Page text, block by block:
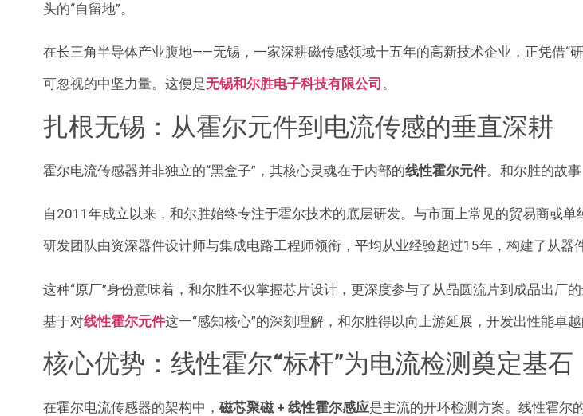
头的“自留地”。
在长三角半导体产业腹地——无锡，一家深耕磁传感领域十五年的高新技术企业，正凭借“
可忽视的中坚力量。这便是无锡和尔胜电子科技有限公司 。
扎根无锡：从霍尔元件到电流传感的垂直深耕
霍尔电流传感器并非独立的“黑盒子”，其核心灵魂在于内部的线性霍尔元件。和尔胜的故
自2011年成立以来，和尔胜始终专注于霍尔技术的底层研发。与市面上常见的贸易商或
研发团队由资深器件设计师与集成电路工程师领衔，平均从业经验超过15年，构建了从
这种“原厂”身份意味着，和尔胜不仅掌握芯片设计，更深度参与了从晶圆流片到成品出厂
基于对线性霍尔元件这一“感知核心”的深刻理解，和尔胜得以向上游延展，开发出性能卓
核心优势：线性霍尔“标杆”为电流检测奠定基石
在霍尔电流传感器的架构中， 磁芯聚磁 + 线性霍尔感应是主流的开环检测方案。线性霍尔